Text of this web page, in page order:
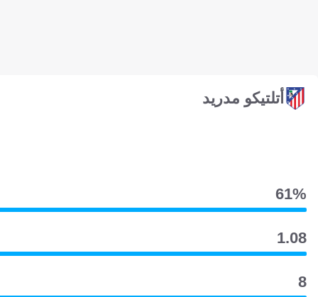
أتلتيكو مدريد
61‎%‎
1.08
8